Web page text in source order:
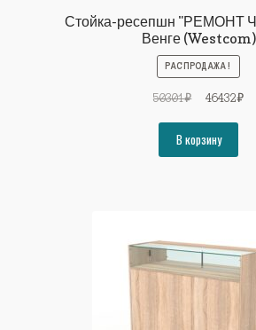
Стойка-ресепшн "РЕМОНТ
Венге (Westcom)
РАСПРОДАЖА!
50301₽
составляла
50301₽.
46432₽
В корзину